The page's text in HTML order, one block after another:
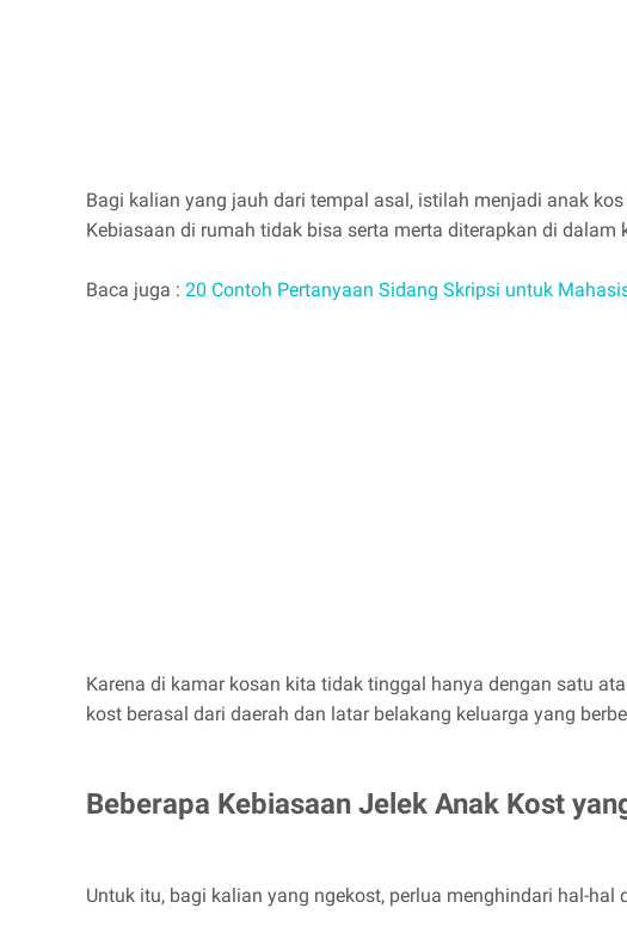
Bagi kalian yang jauh dari tempal asal, istilah menjadi anak
Kebiasaan di rumah tidak bisa serta merta diterapkan di dalam
Baca juga : 20 Contoh Pertanyaan Sidang Skripsi untuk
Karena di kamar kosan kita tidak tinggal hanya dengan satu
kost berasal dari daerah dan latar belakang keluarga yang
Beberapa Kebiasaan Jelek Anak Kost
Untuk itu, bagi kalian yang ngekost, perlua menghindari hal-